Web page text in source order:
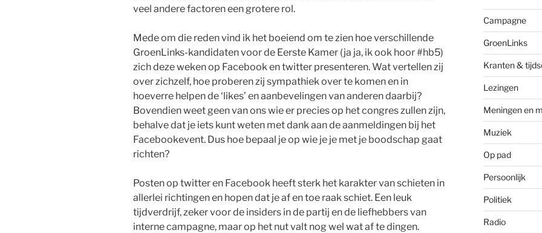
veel andere factoren een grotere rol.
Mede om die reden vind ik het boeiend om te zien hoe verschillende
GroenLinks-kandidaten voor de Eerste Kamer (ja ja, ik ook hoor #hb5)
zich deze weken op Facebook en twitter presenteren. Wat vertellen zij
over zichzelf, hoe proberen zij sympathiek over te komen en in
hoeverre helpen de ‘likes’ en aanbevelingen van anderen daarbij?
Bovendien weet geen van ons wie er precies op het congres zullen zijn,
behalve dat je iets kunt weten met dank aan de aanmeldingen bij het
Facebookevent. Dus hoe bepaal je op wie je je met je boodschap gaat
richten?
Posten op twitter en Facebook heeft sterk het karakter van schieten in
allerlei richtingen en hopen dat je af en toe raak schiet. Een leuk
tijdverdrijf, zeker voor de insiders in de partij en de liefhebbers van
interne campagne, maar op het nut valt nog wel wat af te dingen.
Campagne
GroenLinks
Kranten &
Lezingen
Meningen en
Muziek
Op pad
Persoonlijk
Politiek
Radio